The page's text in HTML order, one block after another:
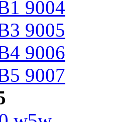
9004
9005
9006
9007